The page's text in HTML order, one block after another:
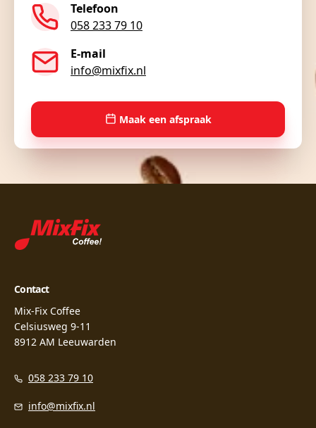
Telefoon
058 233 79 10
E-mail
info@mixfix.nl
Maak een afspraak
Contact
Mix-Fix Coffee
Celsiusweg 9-11
8912 AM Leeuwarden
058 233 79 10
info@mixfix.nl